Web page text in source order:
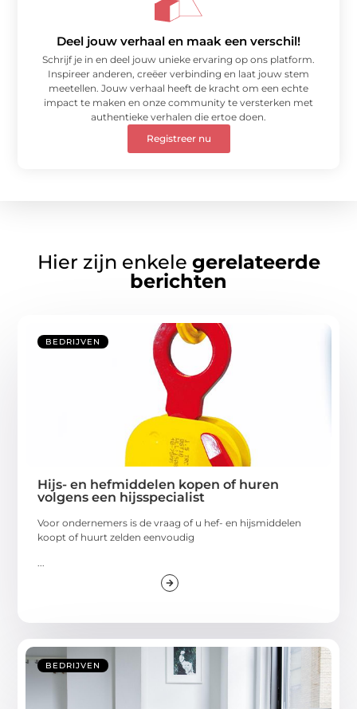
Deel jouw verhaal en maak een verschil!
Schrijf je in en deel jouw unieke ervaring op ons platform.
Inspireer anderen, creëer verbinding en laat jouw stem
meetellen. Jouw verhaal heeft de kracht om een echte
impact te maken en onze community te versterken met
authentieke verhalen die ertoe doen.
Registreer nu
Hier zijn enkele gerelateerde
berichten
BEDRIJVEN
Hijs- en hefmiddelen kopen of huren
volgens een hijsspecialist
Voor ondernemers is de vraag of u hef- en hijsmiddelen
koopt of huurt zelden eenvoudig
...
BEDRIJVEN